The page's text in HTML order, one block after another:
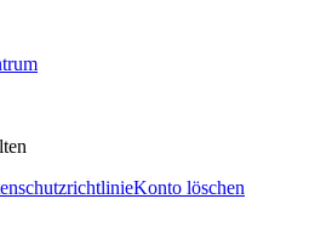
Konto löschen